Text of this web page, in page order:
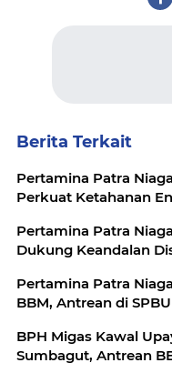
Berita Terkait
Pertamina Patra
Perkuat Ketahanan
Pertamina Patra
Dukung Keandalan
Pertamina Patra
BBM, Antrean di
BPH Migas Kawal
Sumbagut, Antrean